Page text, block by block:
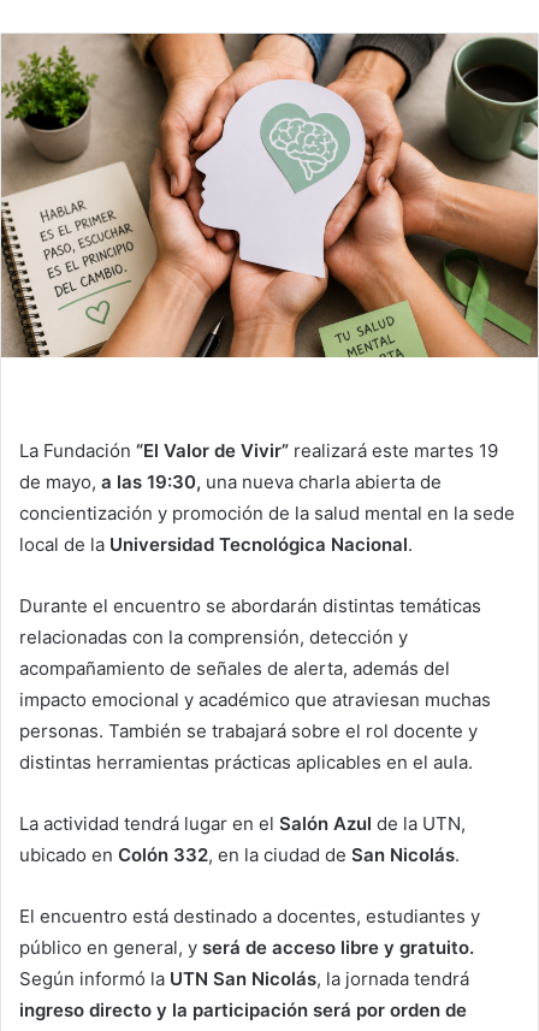
La Fundación “El Valor de Vivir” realizará este martes 19
de mayo, a las 19:30, una nueva charla abierta de
concientización y promoción de la salud mental en la sede
local de la Universidad Tecnológica Nacional.
Durante el encuentro se abordarán distintas temáticas
relacionadas con la comprensión, detección y
acompañamiento de señales de alerta, además del
impacto emocional y académico que atraviesan muchas
personas. También se trabajará sobre el rol docente y
distintas herramientas prácticas aplicables en el aula.
La actividad tendrá lugar en el Salón Azul de la UTN,
ubicado en Colón 332, en la ciudad de San Nicolás.
El encuentro está destinado a docentes, estudiantes y
público en general, y será de acceso libre y gratuito.
Según informó la UTN San Nicolás, la jornada tendrá
ingreso directo y la participación será por orden de